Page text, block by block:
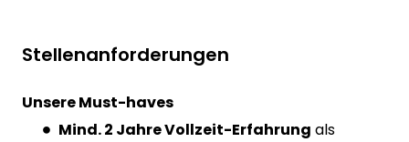
Stellenanforderungen
Unsere Must-haves
Mind. 2 Jahre Vollzeit-Erfahrung als